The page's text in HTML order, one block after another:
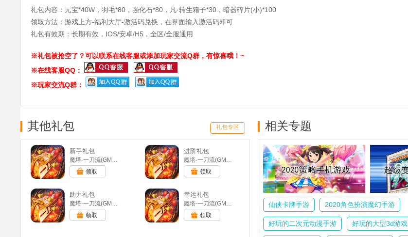
礼包内容：元宝*40W，羽毛*80，强化石*80，凡·转生箱子*30，暗器碎片(小)*100
领取方法：游戏上方-福利大厅-激活码兑换，在界面输入激活码即可
礼包有效期：长期有效，IOS/安卓/H5，全区/全服通用
※礼包被抢空了？可以联系在线客服或添加玩家交流Q群，有惊喜哦！~
※在线客服QQ：
※玩家交流Q群：
其他礼包 礼包专区
新手礼包
魔塔-一刀流(GM版)
领取
进阶礼包
魔塔-一刀流(GM版)
领取
助力礼包
魔塔-一刀流(GM版)
领取
幸运礼包
魔塔-一刀流(GM版)
领取
相关专题
仙侠卡牌手游 2020角色扮演魔幻手游
好玩的二次元动漫手游 好玩的大型3d游戏